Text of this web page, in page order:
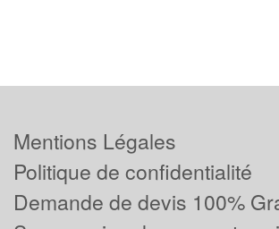
Mentions Légales
Politique de confidentialité
Demande de devis 100%